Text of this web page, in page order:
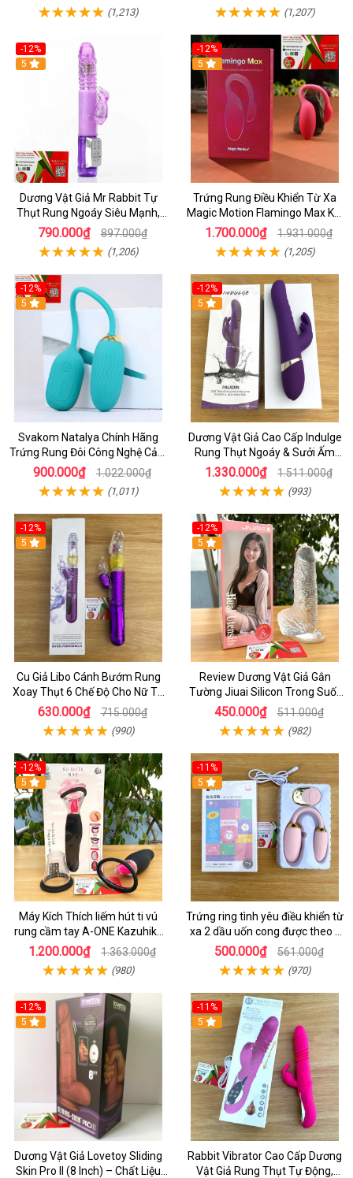
(1,213) (1,207)
-12%
5
Dương Vật Giả Mr Rabbit Tự
Thụt Rung Ngoáy Siêu Mạnh,
Chính Hãng
790.000₫ 897.000₫
(1,206)
-12%
5
Trứng Rung Điều Khiển Từ Xa
Magic Motion Flamingo Max Kết
Nối App Thông Minh
1.700.000₫ 1.931.000₫
(1,205)
-12%
5
Svakom Natalya Chính Hãng
Trứng Rung Đôi Công Nghệ Cảm
Biến Âm Thanh
900.000₫ 1.022.000₫
(1,011)
-12%
5
Dương Vật Giả Cao Cấp Indulge
Rung Thụt Ngoáy & Sưởi Ấm
Điểm G
1.330.000₫ 1.511.000₫
(993)
-12%
5
Cu Giả Libo Cánh Bướm Rung
Xoay Thụt 6 Chế Độ Cho Nữ Tự
Sướng
630.000₫ 715.000₫
(990)
-12%
5
Review Dương Vật Giả Gắn
Tường Jiuai Silicon Trong Suốt
Có Đáng Mua
450.000₫ 511.000₫
(982)
-12%
5
Máy Kích Thích liếm hút ti vú
rung cầm tay A-ONE Kazuhiko
Nhật Bản cho Nữ Tự Sướng
1.200.000₫ 1.363.000₫
(980)
-11%
5
Trứng ring tình yêu điều khiển từ
xa 2 dầu uốn cong được theo ý
muốn
500.000₫ 561.000₫
(970)
-12%
5
Dương Vật Giả Lovetoy Sliding
Skin Pro II (8 Inch) – Chất Liệu
-11%
5
Rabbit Vibrator Cao Cấp Dương
Vật Giả Rung Thụt Tự Động,